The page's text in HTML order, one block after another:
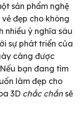
sản phẩm nghệ
đẹp cho không
nhiều ý nghĩa sâu
sự phát triển của
càng được
bạn đang tìm
làm đẹp cho
3D chắc chắn sẽ